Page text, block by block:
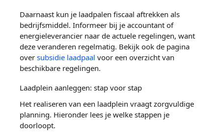
Daarnaast kun je laadpalen fiscaal aftrekken als
bedrijfsmiddel. Informeer bij je accountant of
energieleverancier naar de actuele regelingen, want
deze veranderen regelmatig. Bekijk ook de pagina
over subsidie laadpaal voor een overzicht van
beschikbare regelingen.
Laadplein aanleggen: stap voor stap
Het realiseren van een laadplein vraagt zorgvuldige
planning. Hieronder lees je welke stappen je
doorloopt.